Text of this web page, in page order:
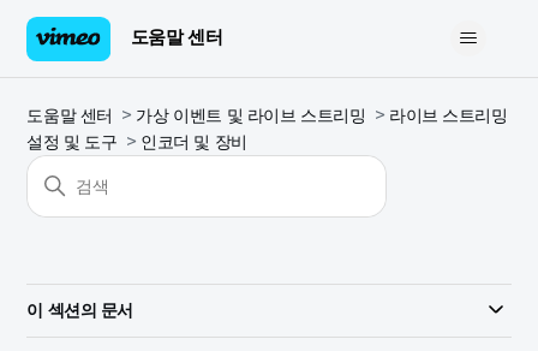
도움말 센터
도움말 센터 가상 이벤트 및 라이브 스트리밍
라이브 스트리밍
설정 및 도구
인코더 및 장비
이 섹션의 문서